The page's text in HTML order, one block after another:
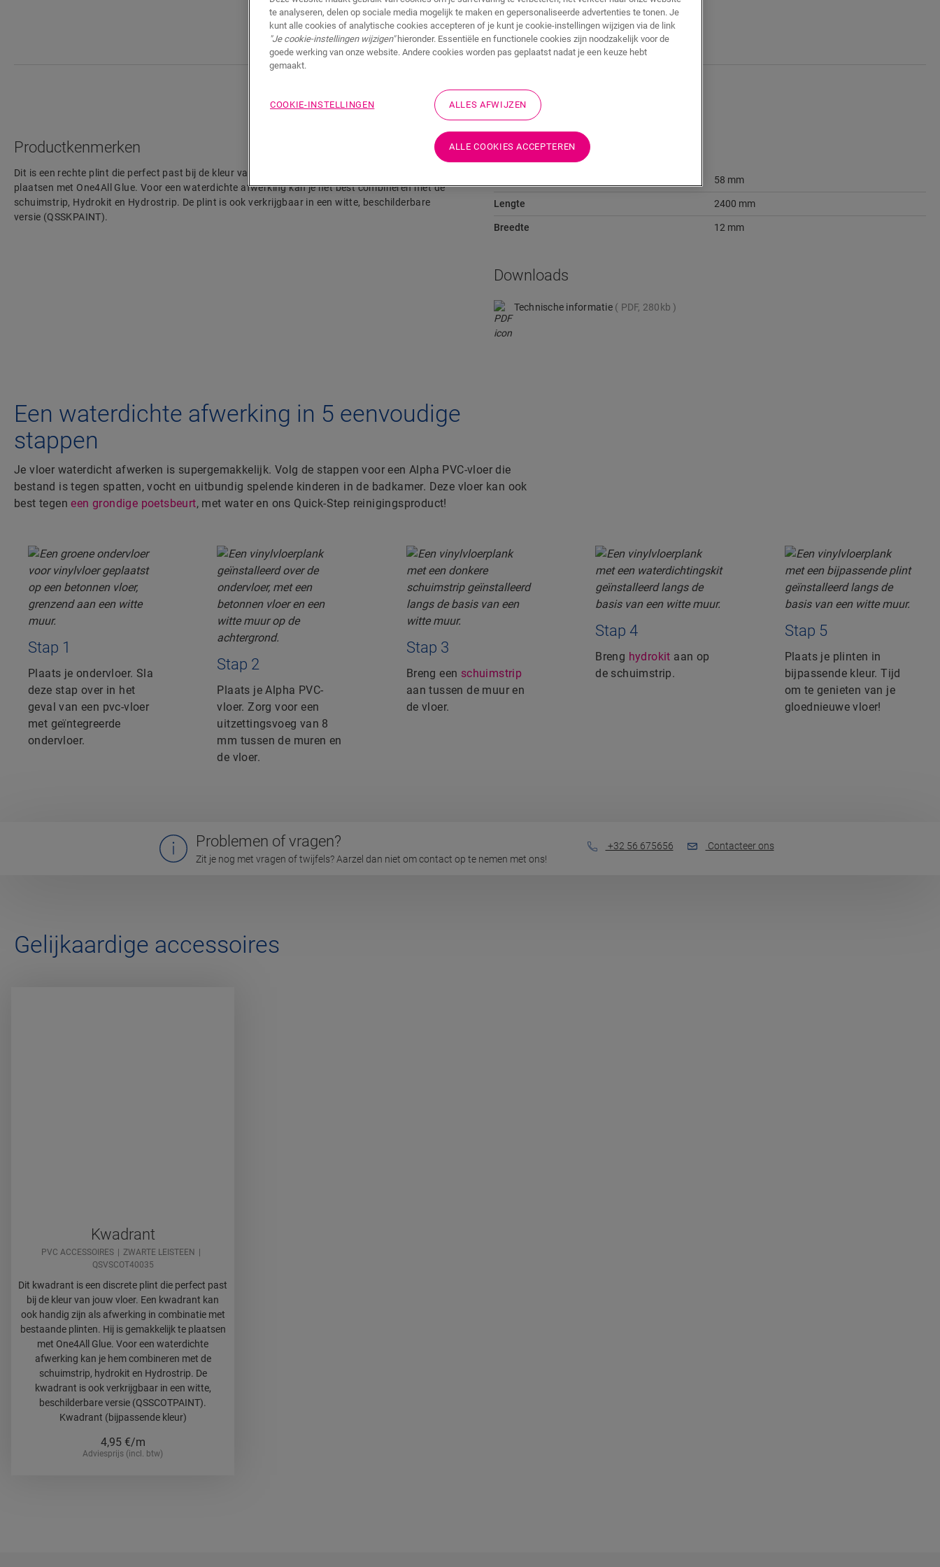
Productkenmerken
Dit is een rechte plint die perfect past bij de kleur van jouw vloer. De plinten zijn gemakkelijk te
plaatsen met One4All Glue. Voor een waterdichte afwerking kan je het best combineren met de
schuimstrip, Hydrokit en Hydrostrip. De plint is ook verkrijgbaar in een witte, beschilderbare
versie (QSSKPAINT).
Afmetingen
58 mm
Lengte 2400 mm
Breedte 12 mm
Downloads
Technische informatie PDF, 280kb
Een waterdichte afwerking in 5 eenvoudige
stappen
Je vloer waterdicht afwerken is supergemakkelijk. Volg de stappen voor een Alpha PVC-vloer die
bestand is tegen spatten, vocht en uitbundig spelende kinderen in de badkamer. Deze vloer kan ook
best tegeneen grondige poetsbeurt, met water en ons Quick-Step reinigingsproduct!
Stap 1
Plaats je ondervloer. Sla
deze stap over in het
geval van een pvc-vloer
met geïntegreerde
ondervloer.
Stap 2
Plaats je Alpha PVC-
vloer. Zorg voor een
uitzettingsvoeg van 8
mm tussen de muren en
de vloer.
Stap 3
Breng een schuimstrip
aan tussen de muur en
de vloer.
Stap 4
Breng hydrokit aan op
de schuimstrip.
Stap 5
Plaats je plinten in
bijpassende kleur. Tijd
om te genieten van je
gloednieuwe vloer!
Problemen of vragen?
Zit je nog met vragen of twijfels? Aarzel dan niet om contact op te nemen met ons!
+32 56 675656 Contacteer ons
Gelijkaardige accessoires
Kwadrant
PVC ACCESSOIRES
ZWARTE LEISTEEN
QSVSCOT40035
Dit kwadrant is een discrete plint die perfect past
bij de kleur van jouw vloer. Een kwadrant kan
ook handig zijn als afwerking in combinatie met
bestaande plinten. Hij is gemakkelijk te plaatsen
met One4All Glue. Voor een waterdichte
afwerking kan je hem combineren met de
schuimstrip, hydrokit en Hydrostrip. De
kwadrant is ook verkrijgbaar in een witte,
beschilderbare versie (QSSCOTPAINT).
Kwadrant (bijpassende kleur)
4,95 €/m
Adviesprijs (incl. btw)
te analyseren, delen op sociale media mogelijk te maken en gepersonaliseerde advertenties te tonen. Je
kunt alle cookies of analytische cookies accepteren of je kunt je cookie-instellingen wijzigen via de link
"Je cookie-instellingen wijzigen"hieronder. Essentiële en functionele cookies zijn noodzakelijk voor de
goede werking van onze website. Andere cookies worden pas geplaatst nadat je een keuze hebt
gemaakt.
COOKIE-INSTELLINGEN ALLES AFWIJZEN
ALLE COOKIES ACCEPTEREN